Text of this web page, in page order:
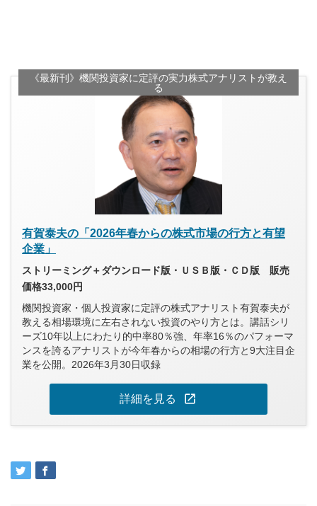
《最新刊》機関投資家に定評の実力株式アナリストが教え
る
有賀泰夫の「2026年春からの株式市場の行方と有望
企業」
ストリーミング＋ダウンロード版・ＵＳＢ版・ＣＤ版 販売
価格33,000円
機関投資家・個人投資家に定評の株式アナリスト有賀泰夫が
教える相場環境に左右されない投資のやり方とは。講話シリ
ーズ10年以上にわたり的中率80％強、年率16％のパフォーマ
ンスを誇るアナリストが今年春からの相場の行方と9大注目企
業を公開。2026年3月30日収録
詳細を見る open_in_new